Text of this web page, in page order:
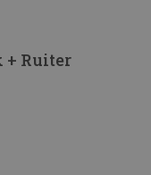
+ Ruiter